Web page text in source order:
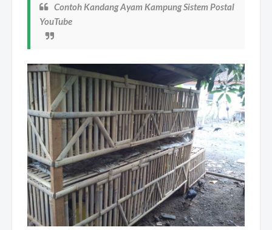
Contoh Kandang Ayam Kampung Sistem Postal
YouTube